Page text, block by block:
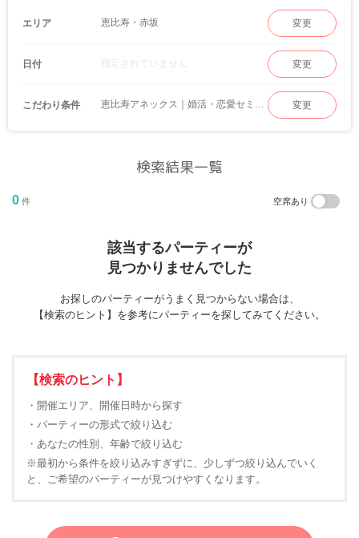
エリア 恵比寿・赤坂 変更
日付 指定されていません 変更
こだわり条件 恵比寿アネックス｜婚活・恋愛セミナー 変更
検索結果一覧
0 件 空席あり
該当するパーティーが
見つかりませんでした
お探しのパーティーがうまく見つからない場合は、
【検索のヒント】を参考にパーティーを探してみてください。
【検索のヒント】
・開催エリア、開催日時から探す
・パーティーの形式で絞り込む
・あなたの性別、年齢で絞り込む
※最初から条件を絞り込みすぎずに、少しずつ絞り込んでいく
と、ご希望のパーティーが見つけやすくなります。